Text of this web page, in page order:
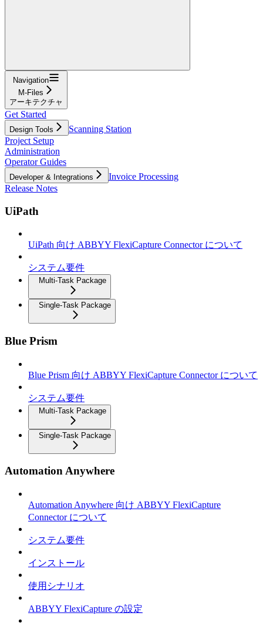
Navigation
M-Files
アーキテクチャ
Get Started
Design Tools
Scanning Station
Project Setup
Administration
Operator Guides
Developer & Integrations
Invoice Processing
Release Notes
UiPath
UiPath 向け ABBYY FlexiCapture Connector について
システム要件
Multi-Task Package
Single-Task Package
Blue Prism
Blue Prism 向け ABBYY FlexiCapture Connector について
システム要件
Multi-Task Package
Single-Task Package
Automation Anywhere
Automation Anywhere 向け ABBYY FlexiCapture
Connector について
システム要件
インストール
使用シナリオ
ABBYY FlexiCapture の設定